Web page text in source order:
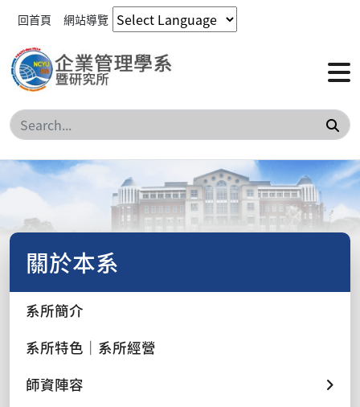
回首頁 網站導覽
搜
關於本系
系所簡介
系所特色｜系所經營
師資陣容